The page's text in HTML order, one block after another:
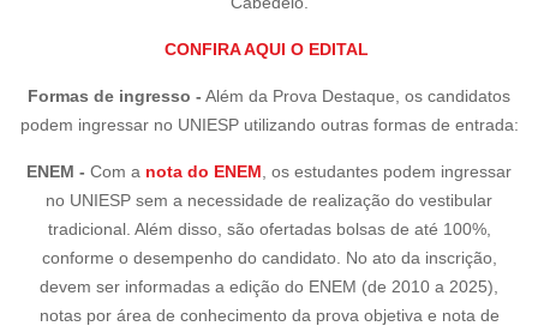
CONFIRA AQUI O EDITAL
Formas de ingresso - Além da Prova Destaque, os candidatos
podem ingressar no UNIESP utilizando outras formas de entrada:
ENEM - Com a nota do ENEM , os estudantes podem ingressar
no UNIESP sem a necessidade de realização do vestibular
tradicional. Além disso, são ofertadas bolsas de até 100%,
conforme o desempenho do candidato. No ato da inscrição,
devem ser informadas a edição do ENEM (de 2010 a 2025),
notas por área de conhecimento da prova objetiva e nota de